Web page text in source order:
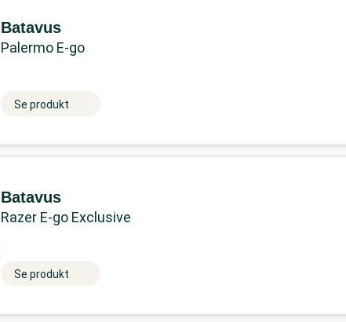
Batavus
Palermo E-go
Se produkt
Batavus
Razer E-go Exclusive
Se produkt